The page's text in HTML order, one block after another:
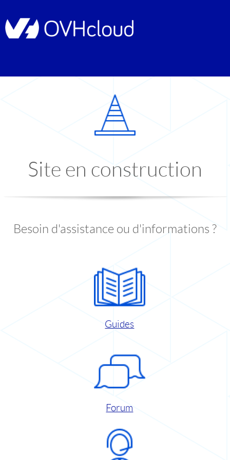
Site en construction
Besoin d'assistance ou d'informations ?
Guides
Forum